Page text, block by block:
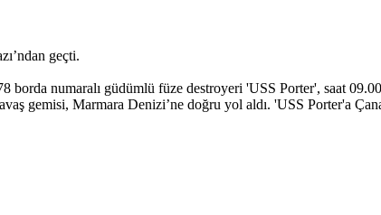
geçti.
numaralı güdümlü füze destroyeri 'USS Porter', saat
gemisi, Marmara Denizi’ne doğru yol aldı. 'USS Porter'a